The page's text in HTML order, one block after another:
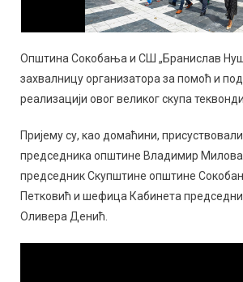
Општина Сокобања и СШ „Бранислав
захвалницу организатора за помоћ и
реализацији овог великог скупа
Пријему су, као домаћини,
председника општине Владимир
председник Скупштине општине
Петковић и шефица Кабинета
Оливера Денић.